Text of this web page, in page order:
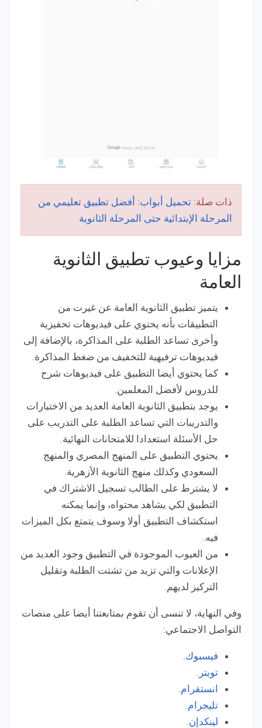
ذات صلة: تحميل أبواب: أفضل تطبيق تعليمي من
المرحلة الإبتدائية حتى المرحلة الثانوية
مزايا وعيوب تطبيق الثانوية
العامة
يتميز تطبيق الثانوية العامة عن غيرت من
التطبيقات بأنه يحتوي على فيديوهات تحفيزية
وأخرى تساعد الطلبة على المذاكرة، بالإضافة إلى
فيديوهات ترفيهية للتخفيف من ضغط المذاكرة.
كما يحتوي أيضا التطبيق على فيديوهات شرح
للدروس لأفضل المعلمين.
يوجد بتطبيق الثانوية العامة العديد من الاختبارات
والتدريبات التي تساعد الطلبة على التدريب على
حل الأسئلة استعدادا للامتحانات النهائية.
يحتوي التطبيق على المنهج المصري والمنهج
السعودي وكذلك منهج الثانوية الأزهرية.
لا يشترط على الطالب تسجيل الاشتراك في
التطبيق لكي يشاهد محتواه، وإنما يمكنه
استكشاف التطبيق أولا وسوف يتمتع بكل الميزات
فيه.
من العيوب الموجودة في التطبيق وجود العديد من
الإعلانات والتي تزيد من تشتت الطلبة وتقليل
التركيز لديهم.
وفي النهاية، لا تنسى أن تقوم بمتابعتنا أيضا على منصات
التواصل الاجتماعي:
فيسبوك.
تويتر .
انستقرام.
تليجرام.
لينكدإن.